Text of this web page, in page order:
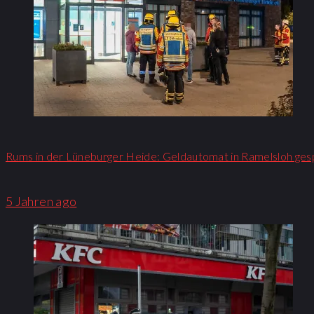
Rums in der Lüneburger Heide: Geldautomat in Ramelsloh
5 Jahren ago